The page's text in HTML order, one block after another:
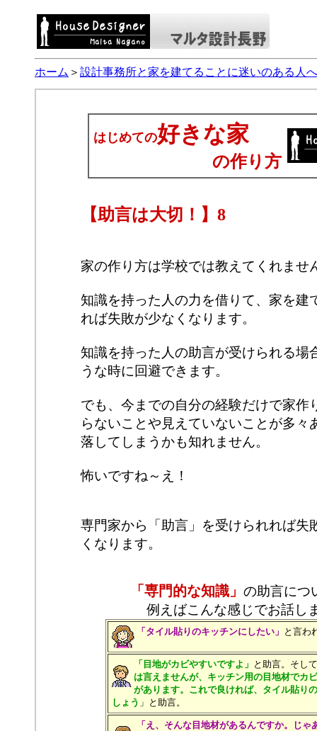
ホーム ＞ 設計事務所と家を建てることに迷いのある人へ
はじめての好きな家
の作り方
【助言は大切！】8
家の作り方は学校では教えてくれませ
知識を持った人の力を借りて、家を建
れば失敗が少なくなります。
知識を持った人の助言が受けられる場
うな時に回避できます。
でも、今までの自分の経験だけで家作
らないことや見えていないことが多々
落してしまうかも知れません。
怖いですね～え！
専門家から「助言」を受けられれば失
くなります。
「専門的な知識」 の助言につ
例えばこんな感じでお話し
「タイル貼りのキッチンにしたい」 と言わ
「目地がカビやすいですよ」 と助言。そし
は言えませんが、キッチン用の目地材でカ
があります。これで良ければ、タイル貼り
しょう 」と助言。
「え、そんな目地材があるんですか。じゃ